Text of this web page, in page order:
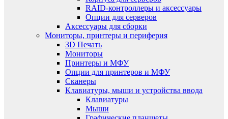
RAID-контроллеры и аксессуары
Опции для серверов
Аксессуары для сборки
Мониторы, принтеры и периферия
3D Печать
Мониторы
Принтеры и МФУ
Опции для принтеров и МФУ
Сканеры
Клавиатуры, мыши и устройства ввода
Клавиатуры
Мыши